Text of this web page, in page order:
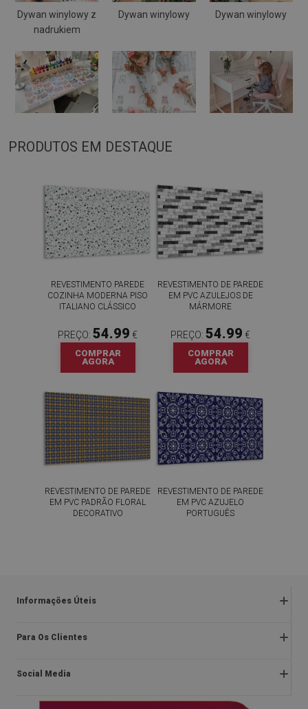
Dywan winylowy z
nadrukiem
Dywan winylowy Dywan winylowy
PRODUTOS EM DESTAQUE
REVESTIMENTO PAREDE
COZINHA MODERNA PISO
ITALIANO CLÁSSICO
PREÇO: 54.99 €
COMPRAR
AGORA
REVESTIMENTO DE PAREDE
EM PVC AZULEJOS DE
MÁRMORE
PREÇO: 54.99 €
COMPRAR
AGORA
REVESTIMENTO DE PAREDE
EM PVC PADRÃO FLORAL
DECORATIVO
REVESTIMENTO DE PAREDE
EM PVC AZUJELO
PORTUGUÊS
Informações Úteis
Devoluções e reclamações
Política de privacidade e cookies
Para Os Clientes
Sobre nós
Social Media